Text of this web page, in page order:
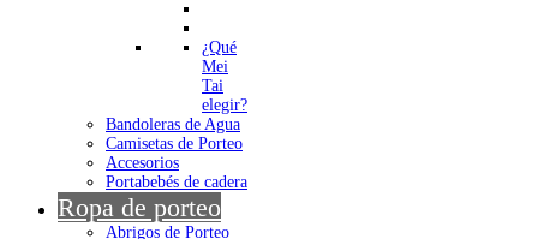
¿Qué
Mei
Tai
elegir?
Bandoleras de Agua
Camisetas de Porteo
Accesorios
Portabebés de cadera
Ropa de porteo
Abrigos de Porteo